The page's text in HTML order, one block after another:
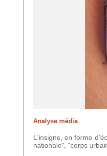
Analyse média
L'insigne, en forme
nationale", "corps